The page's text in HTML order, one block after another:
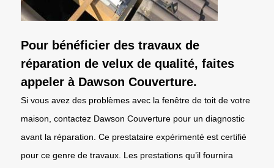
Pour bénéficier des travaux de
réparation de velux de qualité, faites
appeler à Dawson Couverture.
Si vous avez des problèmes avec la fenêtre de toit de votre
maison, contactez Dawson Couverture pour un diagnostic
avant la réparation. Ce prestataire expérimenté est certifié
pour ce genre de travaux. Les prestations qu’il fournira